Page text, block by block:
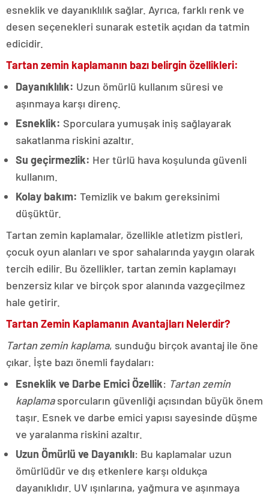
esneklik ve dayanıklılık sağlar. Ayrıca, farklı renk ve
desen seçenekleri sunarak estetik açıdan da tatmin
edicidir.
Tartan zemin kaplamanın bazı belirgin özellikleri:
Dayanıklılık: Uzun ömürlü kullanım süresi ve
aşınmaya karşı direnç.
Esneklik: Sporculara yumuşak iniş sağlayarak
sakatlanma riskini azaltır.
Su geçirmezlik: Her türlü hava koşulunda güvenli
kullanım.
Kolay bakım: Temizlik ve bakım gereksinimi
düşüktür.
Tartan zemin kaplamalar, özellikle atletizm pistleri,
çocuk oyun alanları ve spor sahalarında yaygın olarak
tercih edilir. Bu özellikler, tartan zemin kaplamayı
benzersiz kılar ve birçok spor alanında vazgeçilmez
hale getirir.
Tartan Zemin Kaplamanın Avantajları Nelerdir?
Tartan zemin kaplama, sunduğu birçok avantaj ile öne
çıkar. İşte bazı önemli faydaları:
Esneklik ve Darbe Emici Özellik: Tartan zemin
kaplamasporcuların güvenliği açısından büyük önem
taşır. Esnek ve darbe emici yapısı sayesinde düşme
ve yaralanma riskini azaltır.
Uzun Ömürlü ve Dayanıklı: Bu kaplamalar uzun
ömürlüdür ve dış etkenlere karşı oldukça
dayanıklıdır. UV ışınlarına, yağmura ve aşınmaya